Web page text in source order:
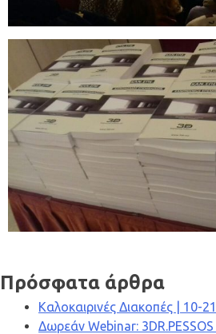
Πρόσφατα άρθρα
Καλοκαιρινές Διακοπές | 10-
Δωρεάν Webinar: